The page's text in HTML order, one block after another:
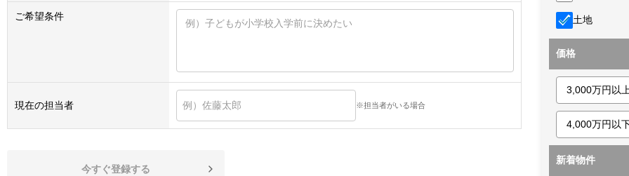
ご希望条件
現在の担当者 ※担当者がいる場合
今すぐ登録する
土地
価格
新着物件